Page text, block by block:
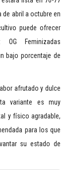
abril a octubre en
puede ofrecer
Feminizadas
bajo porcentaje de
afrutado y dulce
variante es muy
y físico agradable,
para los que
su estado de